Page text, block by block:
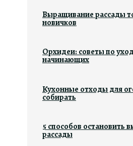
Выращивание рассады
новичков
Орхидеи: советы по
начинающих
Кухонные отходы для
собирать
5 способов остановить
рассады